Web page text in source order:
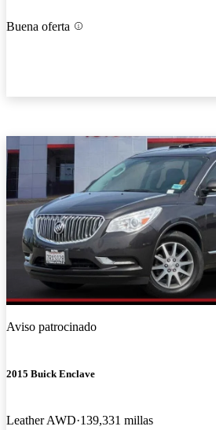
Buena oferta
Aviso patrocinado
2015 Buick Enclave
Leather AWD 139,331 millas